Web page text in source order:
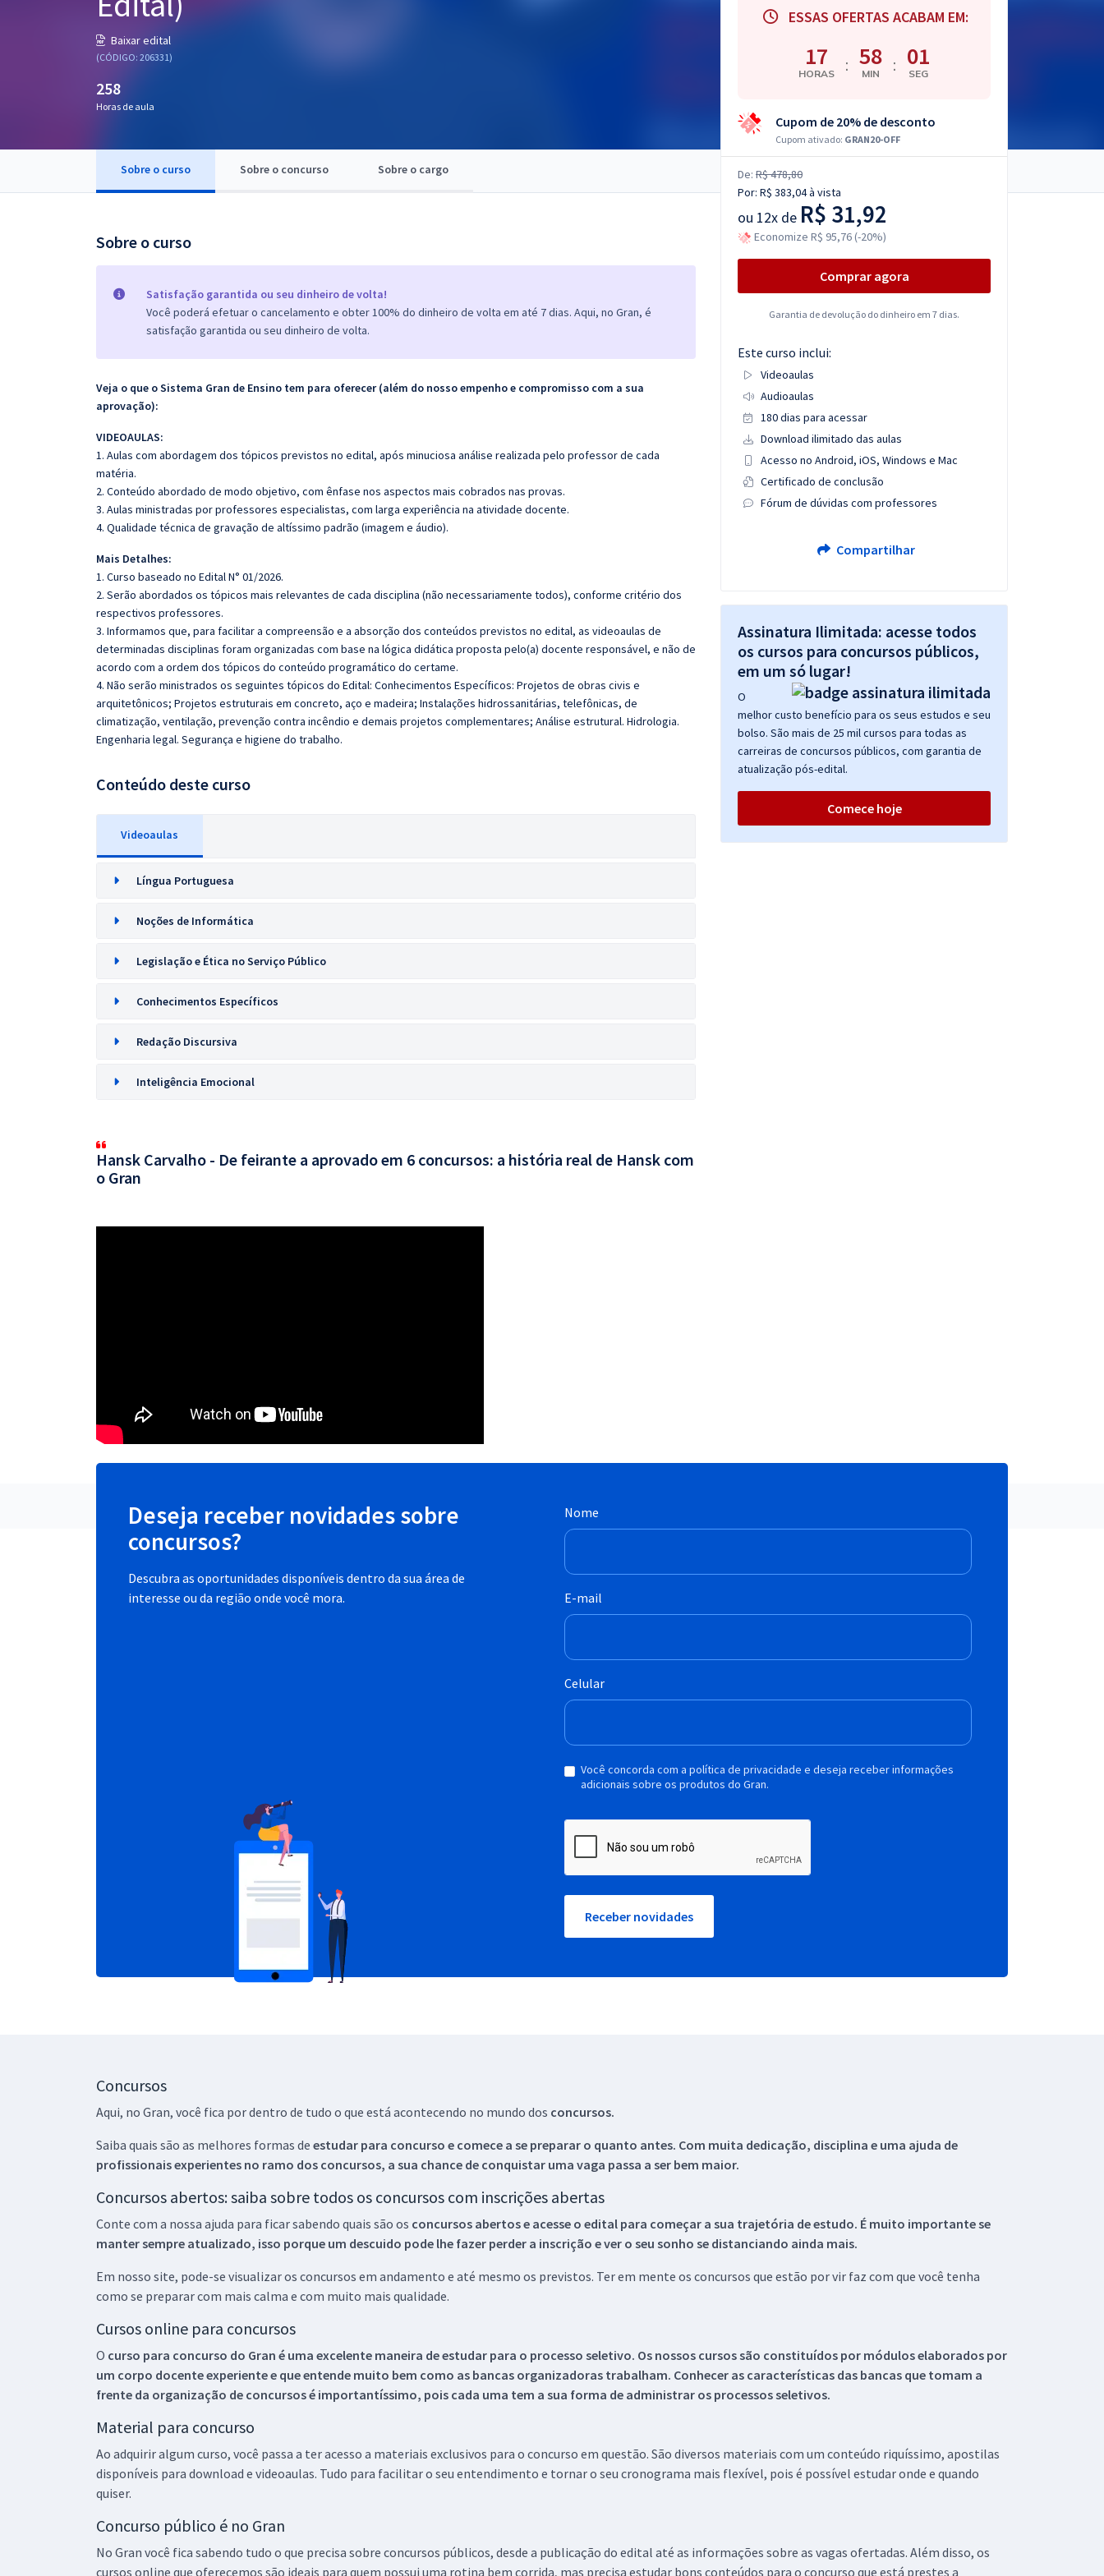
Baixar edital
(CÓDIGO: 206331)
258
Horas de aula
Sobre o curso Sobre o concurso Sobre o cargo
Sobre o curso
Satisfação garantida ou seu dinheiro de volta!
Você poderá efetuar o cancelamento e obter 100% do dinheiro de volta em até 7 dias. Aqui, no Gran, é
satisfação garantida ou seu dinheiro de volta.
Veja o que o Sistema Gran de Ensino tem para oferecer (além do nosso empenho e compromisso com a sua
aprovação):
VIDEOAULAS:
1. Aulas com abordagem dos tópicos previstos no edital, após minuciosa análise realizada pelo professor de cada
matéria.
2. Conteúdo abordado de modo objetivo, com ênfase nos aspectos mais cobrados nas provas.
3. Aulas ministradas por professores especialistas, com larga experiência na atividade docente.
4. Qualidade técnica de gravação de altíssimo padrão (imagem e áudio).
Mais Detalhes:
1. Curso baseado no Edital N° 01/2026.
2. Serão abordados os tópicos mais relevantes de cada disciplina (não necessariamente todos), conforme critério dos
respectivos professores.
3. Informamos que, para facilitar a compreensão e a absorção dos conteúdos previstos no edital, as videoaulas de
determinadas disciplinas foram organizadas com base na lógica didática proposta pelo(a) docente responsável, e não de
acordo com a ordem dos tópicos do conteúdo programático do certame.
4. Não serão ministrados os seguintes tópicos do Edital: Conhecimentos Específicos: Projetos de obras civis e
arquitetônicos; Projetos estruturais em concreto, aço e madeira; Instalações hidrossanitárias, telefônicas, de
climatização, ventilação, prevenção contra incêndio e demais projetos complementares; Análise estrutural. Hidrologia.
Engenharia legal. Segurança e higiene do trabalho.
Conteúdo deste curso
Videoaulas
Língua Portuguesa
Noções de Informática
Legislação e Ética no Serviço Público
Conhecimentos Específicos
Redação Discursiva
Inteligência Emocional
Hansk Carvalho - De feirante a aprovado em 6 concursos: a história real de Hansk com
o Gran
ESSAS OFERTAS ACABAM EM:
17
HORAS : 58
MIN : 00
SEG
Cupom de 20% de desconto
Cupom ativado: GRAN20-OFF
De: R$ 478,80
Por: R$ 383,04à vista
ou 12x de R$ 31,92
Economize R$ 95,76 (-20%)
Comprar agora
Garantia de devolução do dinheiro em 7 dias.
Este curso inclui:
Videoaulas
Audioaulas
180 dias para acessar
Download ilimitado das aulas
Acesso no Android, iOS, Windows e Mac
Certificado de conclusão
Fórum de dúvidas com professores
Compartilhar
Assinatura Ilimitada: acesse todos
os cursos para concursos públicos,
em um só lugar!
O
melhor custo benefício para os seus estudos e seu
bolso. São mais de 25 mil cursos para todas as
carreiras de concursos públicos, com garantia de
atualização pós-edital.
Comece hoje
Deseja receber novidades sobre
concursos?
Descubra as oportunidades disponíveis dentro da sua área de
interesse ou da região onde você mora.
Nome
E-mail
Celular
Você concorda com a política de privacidade e deseja receber informações
adicionais sobre os produtos do Gran.
Receber novidades
Concursos
Aqui, no Gran, você fica por dentro de tudo o que está acontecendo no mundo dos concursos.
Saiba quais são as melhores formas de estudar para concurso e comece a se preparar o quanto antes. Com muita dedicação, disciplina e uma ajuda de
profissionais experientes no ramo dos concursos, a sua chance de conquistar uma vaga passa a ser bem maior.
Concursos abertos: saiba sobre todos os concursos com inscrições abertas
Conte com a nossa ajuda para ficar sabendo quais são os concursos abertos e acesse o edital para começar a sua trajetória de estudo. É muito importante se
manter sempre atualizado, isso porque um descuido pode lhe fazer perder a inscrição e ver o seu sonho se distanciando ainda mais.
Em nosso site, pode-se visualizar os concursos em andamento e até mesmo os previstos. Ter em mente os concursos que estão por vir faz com que você tenha
como se preparar com mais calma e com muito mais qualidade.
Cursos online para concursos
O curso para concurso do Gran é uma excelente maneira de estudar para o processo seletivo. Os nossos cursos são constituídos por módulos elaborados por
um corpo docente experiente e que entende muito bem como as bancas organizadoras trabalham. Conhecer as características das bancas que tomam a
frente da organização de concursos é importantíssimo, pois cada uma tem a sua forma de administrar os processos seletivos.
Material para concurso
Ao adquirir algum curso, você passa a ter acesso a materiais exclusivos para o concurso em questão. São diversos materiais com um conteúdo riquíssimo, apostilas
disponíveis para download e videoaulas. Tudo para facilitar o seu entendimento e tornar o seu cronograma mais flexível, pois é possível estudar onde e quando
quiser.
Concurso público é no Gran
No Gran você fica sabendo tudo o que precisa sobre concursos públicos, desde a publicação do edital até as informações sobre as vagas ofertadas. Além disso, os
cursos online que oferecemos são ideais para quem possui uma rotina bem corrida, mas precisa estudar bons conteúdos para o concurso que está prestes a